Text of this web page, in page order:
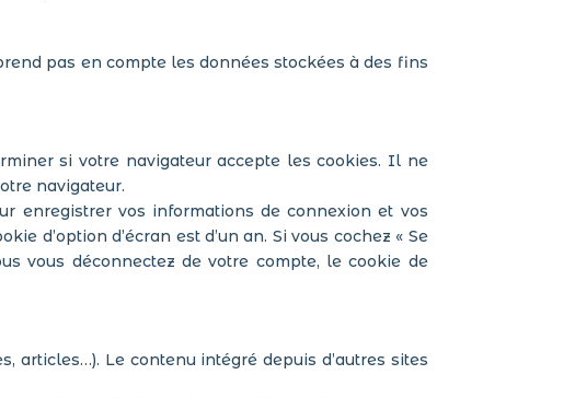
pas en compte les données stockées à des fins
si votre navigateur accepte les cookies. Il ne
navigateur.
enregistrer vos informations de connexion et vos
d’option d’écran est d’un an. Si vous cochez « Se
vous déconnectez de votre compte, le cookie de
articles…). Le contenu intégré depuis d’autres sites